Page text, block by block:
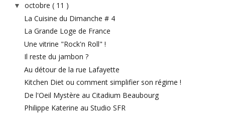
▼ octobre ( 11 )
La Cuisine du Dimanche # 4
La Grande Loge de France
Une vitrine "Rock'n Roll" !
Il reste du jambon ?
Au détour de la rue Lafayette
Kitchen Diet ou comment simplifier son régime !
De l'Oeil Mystère au Citadium Beaubourg
Philippe Katerine au Studio SFR